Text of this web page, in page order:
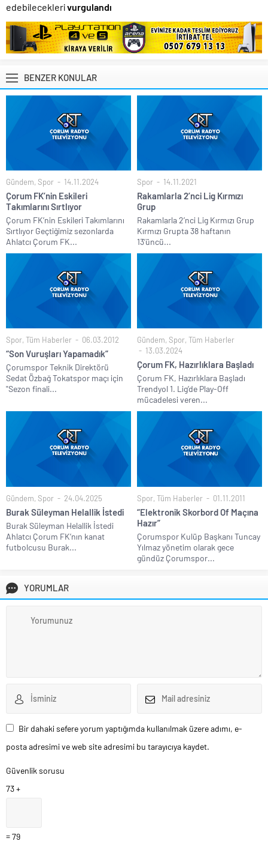
edebileceklerivurgulandı
BENZER KONULAR
Gündem, Spor 14.11.2024
Çorum FK’nin Eskileri
Takımlarını Sırtlıyor
Çorum FK’nin Eskileri Takımlarını
Sırtlıyor Geçtiğimiz sezonlarda
Ahlatcı Çorum FK...
Spor 14.11.2021
Rakamlarla 2’nci Lig Kırmızı
Grup
Rakamlarla 2’nci Lig Kırmızı Grup
Kırmızı Grupta 38 haftanın
13’üncü...
Spor, Tüm Haberler 06.03.2012
“Son Vuruşları Yapamadık”
Çorumspor Teknik Direktörü
Sedat Özbağ Tokatspor maçı için
"Sezon finali...
Gündem, Spor, Tüm Haberler
13.03.2024
Çorum FK, Hazırlıklara Başladı
Çorum FK, Hazırlıklara Başladı
Trendyol 1. Lig’de Play-Off
mücadelesi veren...
Gündem, Spor 24.04.2025
Burak Süleyman Helallik İstedi
Burak Süleyman Helallik İstedi
Ahlatcı Çorum FK’nın kanat
futbolcusu Burak...
Spor, Tüm Haberler 01.11.2011
“Elektronik Skorbord Of Maçına
Hazır”
Çorumspor Kulüp Başkanı Tuncay
Yılmaz yönetim olarak gece
gündüz Çorumspor...
YORUMLAR
Bir dahaki sefere yorum yaptığımda kullanılmak üzere adımı, e-
posta adresimi ve web site adresimi bu tarayıcıya kaydet.
Güvenlik sorusu
73 +
= 79